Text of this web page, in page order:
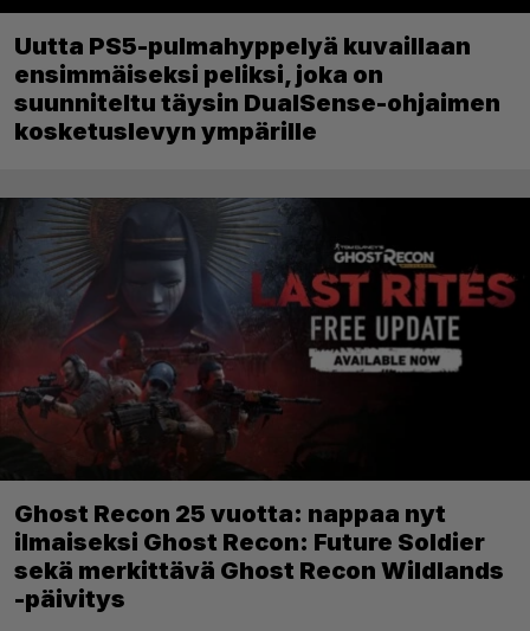
Uutta PS5-pulmahyppelyä kuvaillaan
ensimmäiseksi peliksi, joka on
suunniteltu täysin DualSense-ohjaimen
Ghost Recon 25 vuotta: nappaa nyt
ilmaiseksi Ghost Recon: Future Soldier
sekä merkittävä Ghost Recon Wildlands